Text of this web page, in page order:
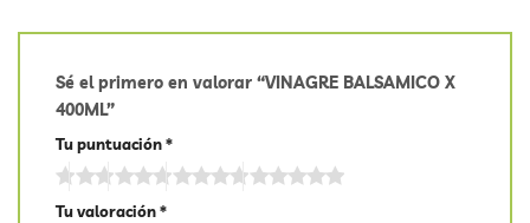
Sé el primero en valorar “VINAGRE BALSAMICO X
400ML”
Tu puntuación*
Tu valoración*